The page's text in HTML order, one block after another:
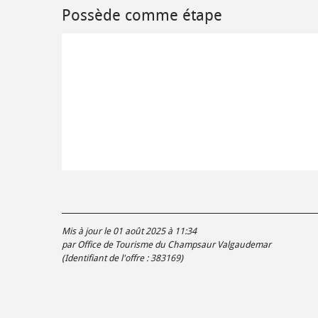
Possède comme étape
Mis à jour le 01 août 2025 à 11:34
par Office de Tourisme du Champsaur Valgaudemar
(Identifiant de l'offre : 383169)